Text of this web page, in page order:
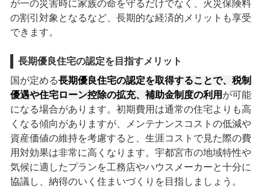
が一の災害時に家族の命を守るだけでなく、火災保険料
の割引対象となるなど、長期的な経済的メリットも享受
できます。
長期優良住宅の認定を目指すメリット
国が定める長期優良住宅の認定を取得することで、税制
優遇や住宅ローン控除の拡充、補助金制度の利用 が可能
になる場合があります。初期費用は通常の住宅よりも高
くなる傾向がありますが、メンテナンスコストの低減や
資産価値の維持を考慮すると、生涯コストで見た際の費
用対効果は非常に高くなります。宇都宮市の地域特性や
気候に適したプランを工務店やハウスメーカーと十分に
協議し、納得のいく住まいづくりを目指しましょう。